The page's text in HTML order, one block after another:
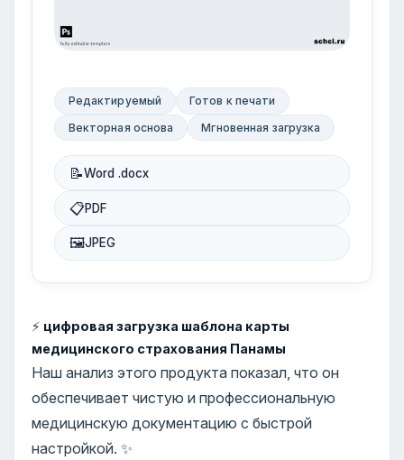
Редактируемый
Готов к печати
Векторная основа
Мгновенная загрузка
📝Word .docx
📋PDF
🖼JPEG
⚡ цифровая загрузка шаблона карты
медицинского страхования Панамы
Наш анализ этого продукта показал, что он
обеспечивает чистую и профессиональную
медицинскую документацию с быстрой
настройкой. ✨